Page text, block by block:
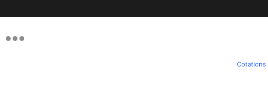
Cotations